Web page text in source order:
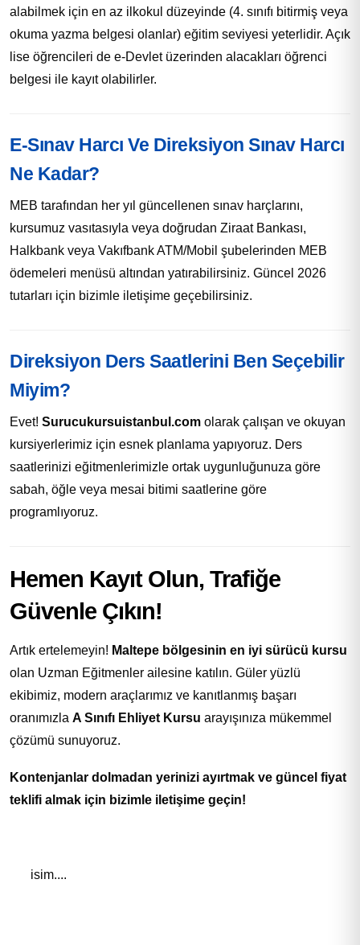
alabilmek için en az ilkokul düzeyinde (4. sınıfı bitirmiş veya
okuma yazma belgesi olanlar) eğitim seviyesi yeterlidir. Açık
lise öğrencileri de e-Devlet üzerinden alacakları öğrenci
belgesi ile kayıt olabilirler.
E-Sınav Harcı Ve Direksiyon Sınav Harcı
Ne Kadar?
MEB tarafından her yıl güncellenen sınav harçlarını,
kursumuz vasıtasıyla veya doğrudan Ziraat Bankası,
Halkbank veya Vakıfbank ATM/Mobil şubelerinden MEB
ödemeleri menüsü altından yatırabilirsiniz. Güncel 2026
tutarları için bizimle iletişime geçebilirsiniz.
Direksiyon Ders Saatlerini Ben Seçebilir
Miyim?
Evet! Surucukursuistanbul.com olarak çalışan ve okuyan
kursiyerlerimiz için esnek planlama yapıyoruz. Ders
saatlerinizi eğitmenlerimizle ortak uygunluğunuza göre
sabah, öğle veya mesai bitimi saatlerine göre
programlıyoruz.
Hemen Kayıt Olun, Trafiğe
Güvenle Çıkın!
Artık ertelemeyin! Maltepe bölgesinin en iyi sürücü kursu
olan Uzman Eğitmenler ailesine katılın. Güler yüzlü
ekibimiz, modern araçlarımız ve kanıtlanmış başarı
oranımızla A Sınıfı Ehliyet Kursu arayışınıza mükemmel
çözümü sunuyoruz.
Kontenjanlar dolmadan yerinizi ayırtmak ve güncel fiyat
teklifi almak için bizimle iletişime geçin!